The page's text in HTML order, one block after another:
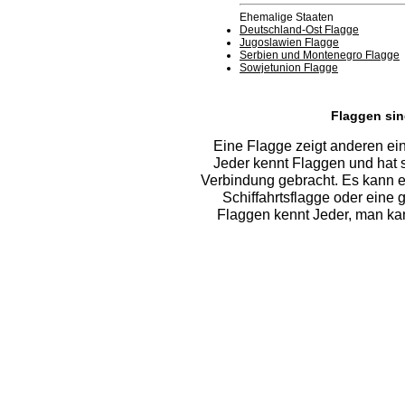
Ehemalige Staaten
Deutschland-Ost Flagge
Jugoslawien Flagge
Serbien und Montenegro Flagge
Sowjetunion Flagge
Flaggen
Eine Flagge zeigt anderen
Jeder kennt Flaggen und hat
Verbindung gebracht. Es kann
Schiffahrtsflagge oder eine
Flaggen kennt Jeder, man